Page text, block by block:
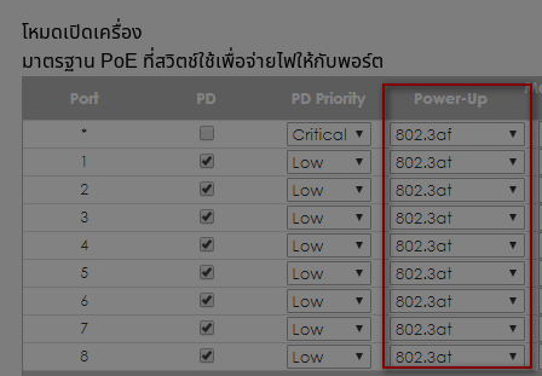
โหมดเปิดเครื่อง
มาตรฐาน PoE ที่สวิตช์ใช้เพื่อจ่ายไฟให้กับพอร์ต